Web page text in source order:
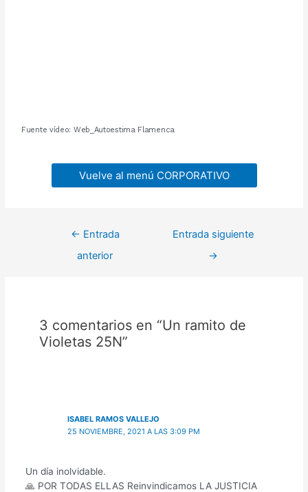
Fuente vídeo: Web_Autoestima Flamenca
Vuelve al menú CORPORATIVO
← Entrada
anterior
Entrada siguiente
→
3 comentarios en “Un ramito de
Violetas 25N”
ISABEL RAMOS VALLEJO
25 NOVIEMBRE, 2021 A LAS 3:09 PM
Un día inolvidable.
🙏 POR TODAS ELLAS Reinvindicamos LA JUSTICIA